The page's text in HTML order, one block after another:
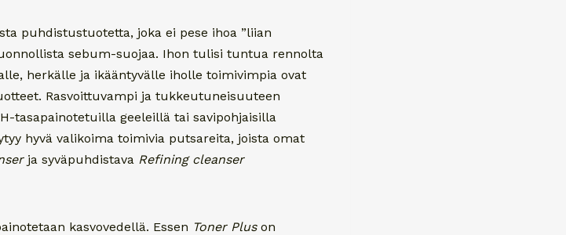
puhdistustuotetta, joka ei pese ihoa ”liian
sebum-suojaa. Ihon tulisi tuntua rennolta
herkälle ja ikääntyvälle iholle toimivimpia ovat
Rasvoittuvampi ja tukkeutuneisuuteen
tasapainotetuilla geeleillä tai savipohjaisilla
hyvä valikoima toimivia putsareita, joista omat
ja syväpuhdistava Refining cleanser
kasvovedellä. Essen Toner Pluson